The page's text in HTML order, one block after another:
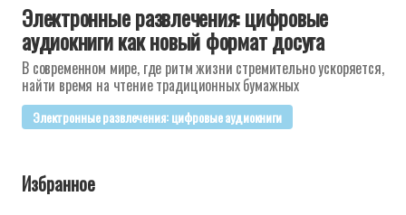
Электронные развлечения: цифровые
аудиокниги как новый формат досуга
В современном мире, где ритм жизни стремительно ускоряется,
найти время на чтение традиционных бумажных
Электронные развлечения: цифровые аудиокниги
Избранное